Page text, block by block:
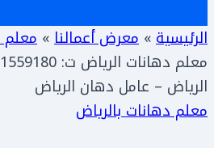
الرئيسية» معرض أعمالنا» معلم
الرياض – عامل دهان الرياض
معلم دهانات بالرياض